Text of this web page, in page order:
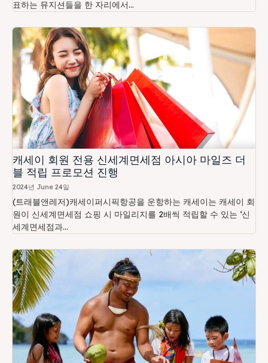
표하는 뮤지션들을 한 자리에서...
캐세이 회원 전용 신세계면세점 아시아 마일즈 더
블 적립 프로모션 진행
2024년 June 24일
(트래블앤레저)캐세이퍼시픽항공을 운항하는 캐세이는 캐세이 회
원이 신세계면세점 쇼핑 시 마일리지를 2배씩 적립할 수 있는 ‘신
세계면세점과...